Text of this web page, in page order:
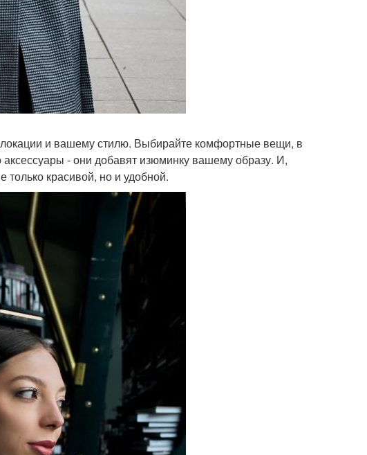
и вашему стилю. Выбирайте комфортные вещи, в
- они добавят изюминку вашему образу. И,
только красивой, но и удобной.